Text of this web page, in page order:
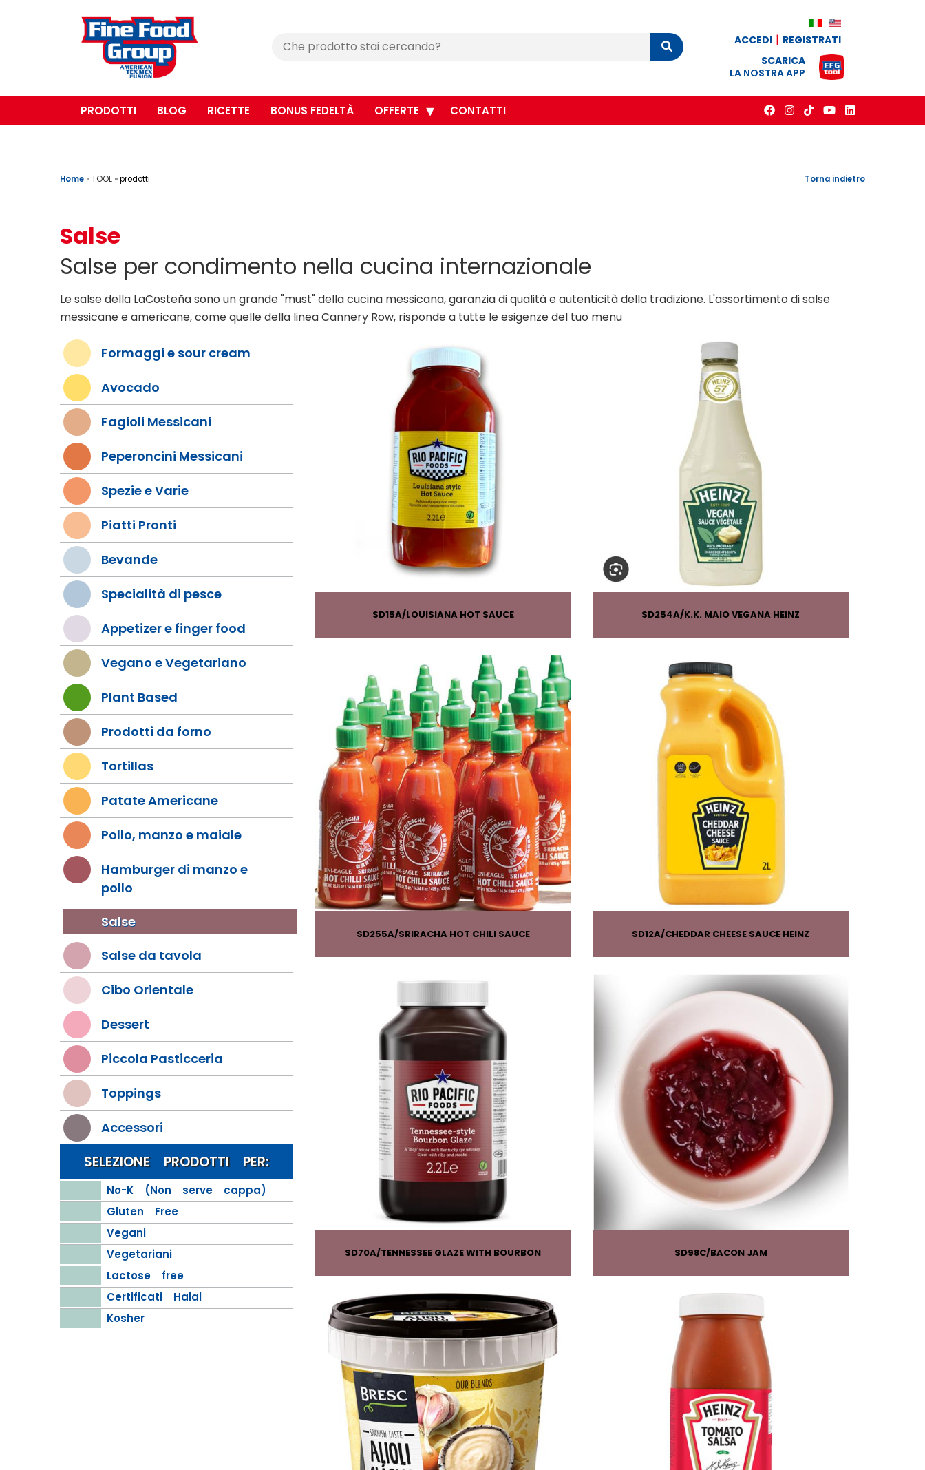
Cerca
Cerca ACCEDI
REGISTRATI
SCARICA
LA NOSTRA APP
PRODOTTI BLOG RICETTE BONUS FEDELTÀ OFFERTE CONTATTI
Home»TOOL»prodotti Torna indietro
Salse
Salse per condimento nella cucina internazionale
Le salse della LaCosteña sono un grande "must" della cucina messicana, garanzia di qualità e autenticità della tradizione. L'assortimento di salse
messicane e americane, come quelle della linea Cannery Row, risponde a tutte le esigenze del tuo menu
Formaggi e sour cream
Avocado
Fagioli Messicani
Peperoncini Messicani
Spezie e Varie
Piatti Pronti
Bevande
Specialità di pesce
Appetizer e finger food
Vegano e Vegetariano
Plant Based
Prodotti da forno
Tortillas
Patate Americane
Pollo, manzo e maiale
Hamburger di manzo e
pollo
Salse
Salse da tavola
Cibo Orientale
Dessert
Piccola Pasticceria
Toppings
Accessori
SELEZIONE PRODOTTI PER:
No-K (Non serve cappa)
Gluten Free
Vegani
Vegetariani
Lactose free
Certificati Halal
Kosher
SD15A LOUISIANA HOT SAUCE SD254A K.K. MAIO VEGANA HEINZ
SD255A SRIRACHA HOT CHILI SAUCE SD12A CHEDDAR CHEESE SAUCE HEINZ
SD70A TENNESSEE GLAZE WITH BOURBON SD98C BACON JAM